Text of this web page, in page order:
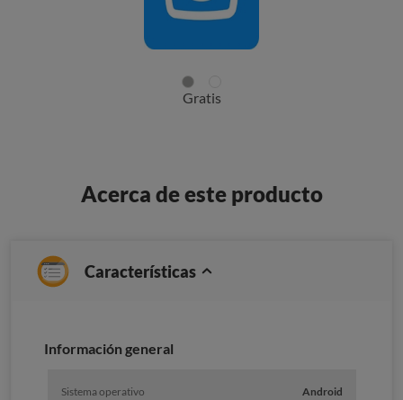
Gratis
Acerca de este producto
Características
Información general
Sistema operativo Android